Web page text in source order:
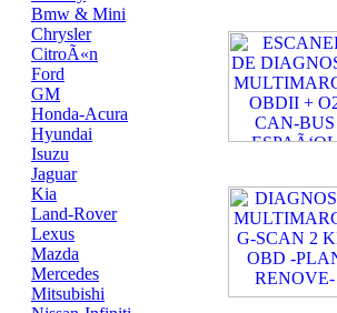
Bmw & Mini
Chrysler
CitroÃ«n
Ford
GM
Honda-Acura
Hyundai
Isuzu
Jaguar
Kia
Land-Rover
Lexus
Mazda
Mercedes
Mitsubishi